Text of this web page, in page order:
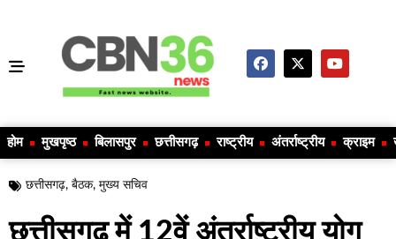
होम मुखपृष्ठ बिलासपुर छत्तीसगढ़ राष्ट्रीय अंतर्राष्ट्रीय क्राइम
छत्तीसगढ़, बैठक, मुख्य सचिव
छत्तीसगढ़ में 12वें अंतर्राष्ट्रीय योग